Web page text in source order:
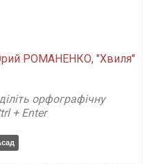
РОМАНЕНКО, "Хвиля"
орфографічну
+ Enter